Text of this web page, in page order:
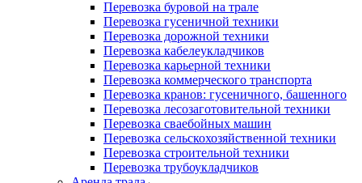
Перевозка буровой на трале
Перевозка гусеничной техники
Перевозка дорожной техники
Перевозка кабелеукладчиков
Перевозка карьерной техники
Перевозка коммерческого транспорта
Перевозка кранов: гусеничного, башенного
Перевозка лесозаготовительной техники
Перевозка сваебойных машин
Перевозка сельскохозяйственной техники
Перевозка строительной техники
Перевозка трубоукладчиков